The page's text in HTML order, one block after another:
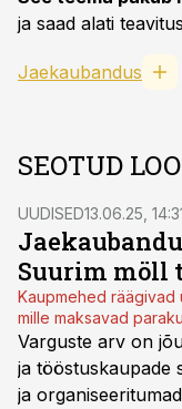
ja saad alati
Jaekaubandus
SEOTUD
UUDISED13.06.25,
Suurim möll
Kaupmehed räägivad
mille maksavad
Varguste arv on
ja tööstuskaupade
ja